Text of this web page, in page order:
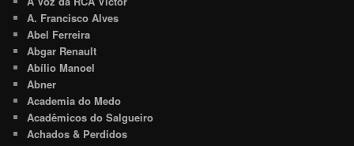
A. Francisco Alves
Abel Ferreira
Abgar Renault
Abílio Manoel
Abner
Academia do Medo
Acadêmicos do Salgueiro
Achados & Perdidos